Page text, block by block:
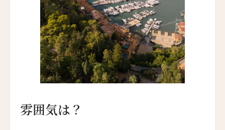
エラズ・コテージズ
Ella's Cottages
リドリー・ハウス
Ridley House
アゼライ・ケーガー・ベイ
アゼライ・ラ・レジデンス・フエ
雰囲気は？